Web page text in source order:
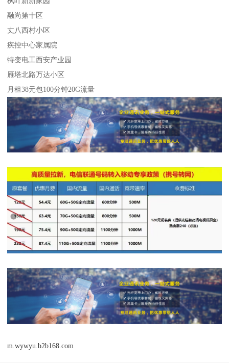
融尚第十区
丈八西村小区
疾控中心家属院
特变电工西安产业园
雁塔北路万达小区
月租38元包100分钟20G流量
m.wywyu.b2b168.com